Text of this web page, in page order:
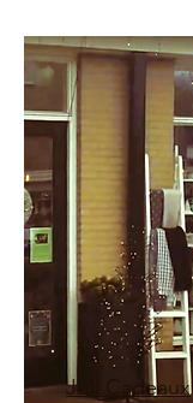
Joli Cadeaux